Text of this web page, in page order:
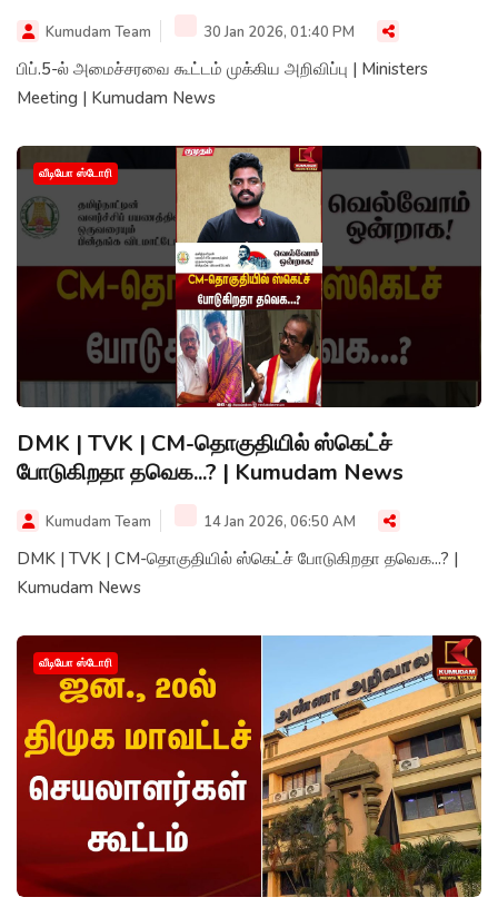
Kumudam Team 30 Jan 2026, 01:40 PM
பிப்.5-ல் அமைச்சரவை கூட்டம் முக்கிய அறிவிப்பு | Ministers
Meeting | Kumudam News
வீடியோ ஸ்டோரி
DMK | TVK | CM-தொகுதியில் ஸ்கெட்ச்
போடுகிறதா தவெக...? | Kumudam News
Kumudam Team 14 Jan 2026, 06:50 AM
DMK | TVK | CM-தொகுதியில் ஸ்கெட்ச் போடுகிறதா தவெக...? |
Kumudam News
வீடியோ ஸ்டோரி